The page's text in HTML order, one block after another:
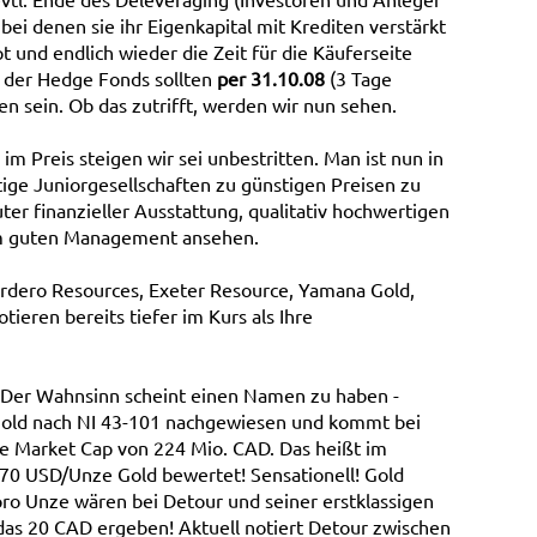
denen sie ihr Eigenkapital mit Krediten verstärkt
und endlich wieder die Zeit für die Käuferseite
Hedge Fonds sollten per 31.10.08 (3 Tage
sein. Ob das zutrifft, werden wir nun sehen.
Preis steigen wir sei unbestritten. Man ist nun in
Juniorgesellschaften zu günstigen Preisen zu
finanzieller Ausstattung, qualitativ hochwertigen
Management ansehen.
Resources, Exeter Resource, Yamana Gold,
bereits tiefer im Kurs als Ihre
Wahnsinn scheint einen Namen zu haben -
nach NI 43-101 nachgewiesen und kommt bei
Market Cap von 224 Mio. CAD. Das heißt im
USD/Unze Gold bewertet! Sensationell! Gold
Unze wären bei Detour und seiner erstklassigen
20 CAD ergeben! Aktuell notiert Detour zwischen